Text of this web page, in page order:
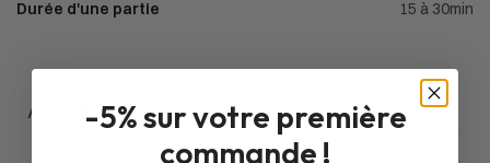
Durée d'une partie 15 à 30min
Avis du client
-5% sur votre première
commande !